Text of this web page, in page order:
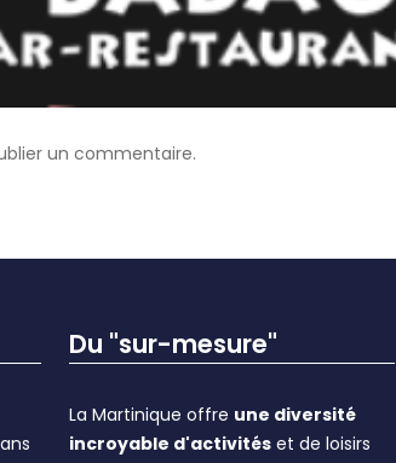
un commentaire.
Du "sur-mesure"
La Martinique offre une diversité
incroyable d'activités et de loisirs